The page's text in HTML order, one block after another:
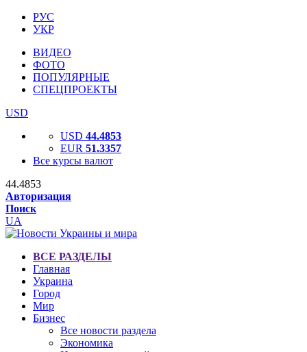
РУС
УКР
ВИДЕО
ФОТО
ПОПУЛЯРНЫЕ
СПЕЦПРОЕКТЫ
USD
USD 44.4853
EUR 51.3357
Все курсы валют
44.4853
Авторизация
Поиск
UA
ВСЕ РАЗДЕЛЫ
Главная
Украина
Город
Мир
Бизнес
Все новости раздела
Экономика